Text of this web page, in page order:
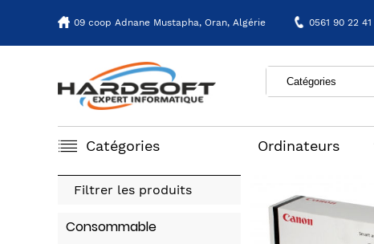
09 coop Adnane Mustapha, Oran, Algérie 0561 90 22
Catégories Ordinateurs
Filtrer les produits
Consommable